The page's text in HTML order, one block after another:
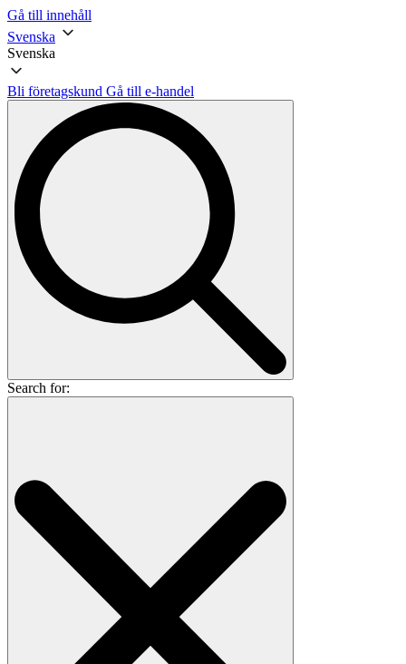
Gå till innehåll
Svenska
Svenska
Bli företagskund Gå till e-handel
Search for: